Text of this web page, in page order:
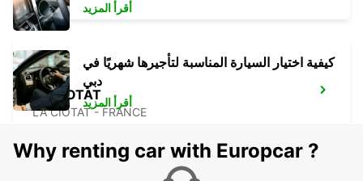
LA CIOTAT
LA CIOTAT - FRANCE
أقرأ المزيد
كيفية اختيار السيارة المناسبة لتأجيرها شهريًا في
دبي
أقرأ المزيد
Why renting car with Europcar ?